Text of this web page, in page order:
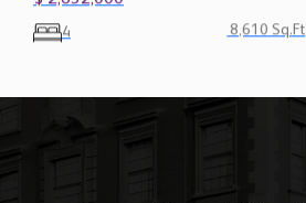
4 8,610 Sq.Ft